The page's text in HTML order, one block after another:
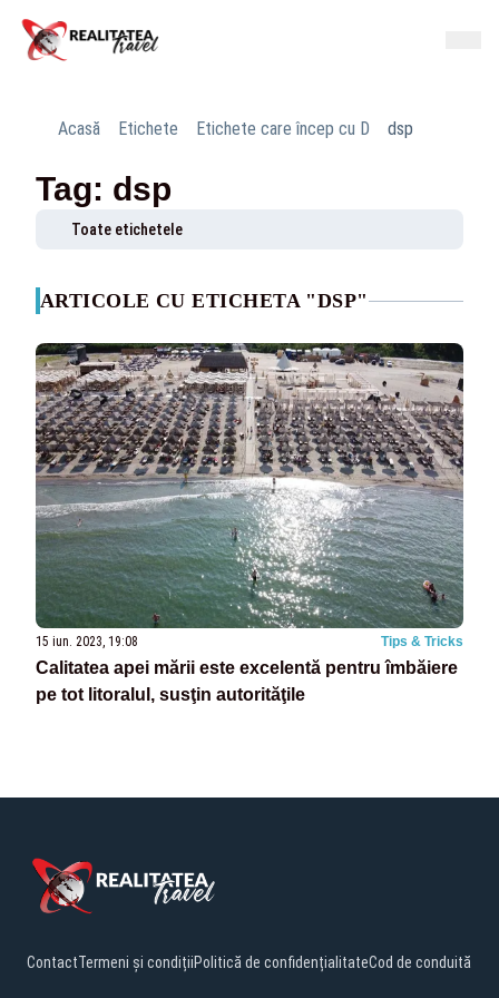
Acasă Etichete Etichete care încep cu D dsp
Tag: dsp
Toate etichetele
ARTICOLE CU ETICHETA "DSP"
15 iun. 2023, 19:08 Tips & Tricks
Calitatea apei mării este excelentă pentru îmbăiere
pe tot litoralul, susţin autorităţile
ContactTermeni și condițiiPolitică de confidențialitateCod de conduită